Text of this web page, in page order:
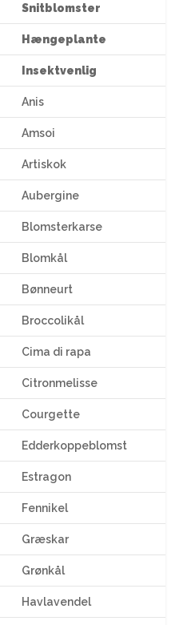
Snitblomster
Hængeplante
Insektvenlig
Anis
Amsoi
Artiskok
Aubergine
Blomsterkarse
Blomkål
Bønneurt
Broccolikål
Cima di rapa
Citronmelisse
Courgette
Edderkoppeblomst
Estragon
Fennikel
Græskar
Grønkål
Havlavendel